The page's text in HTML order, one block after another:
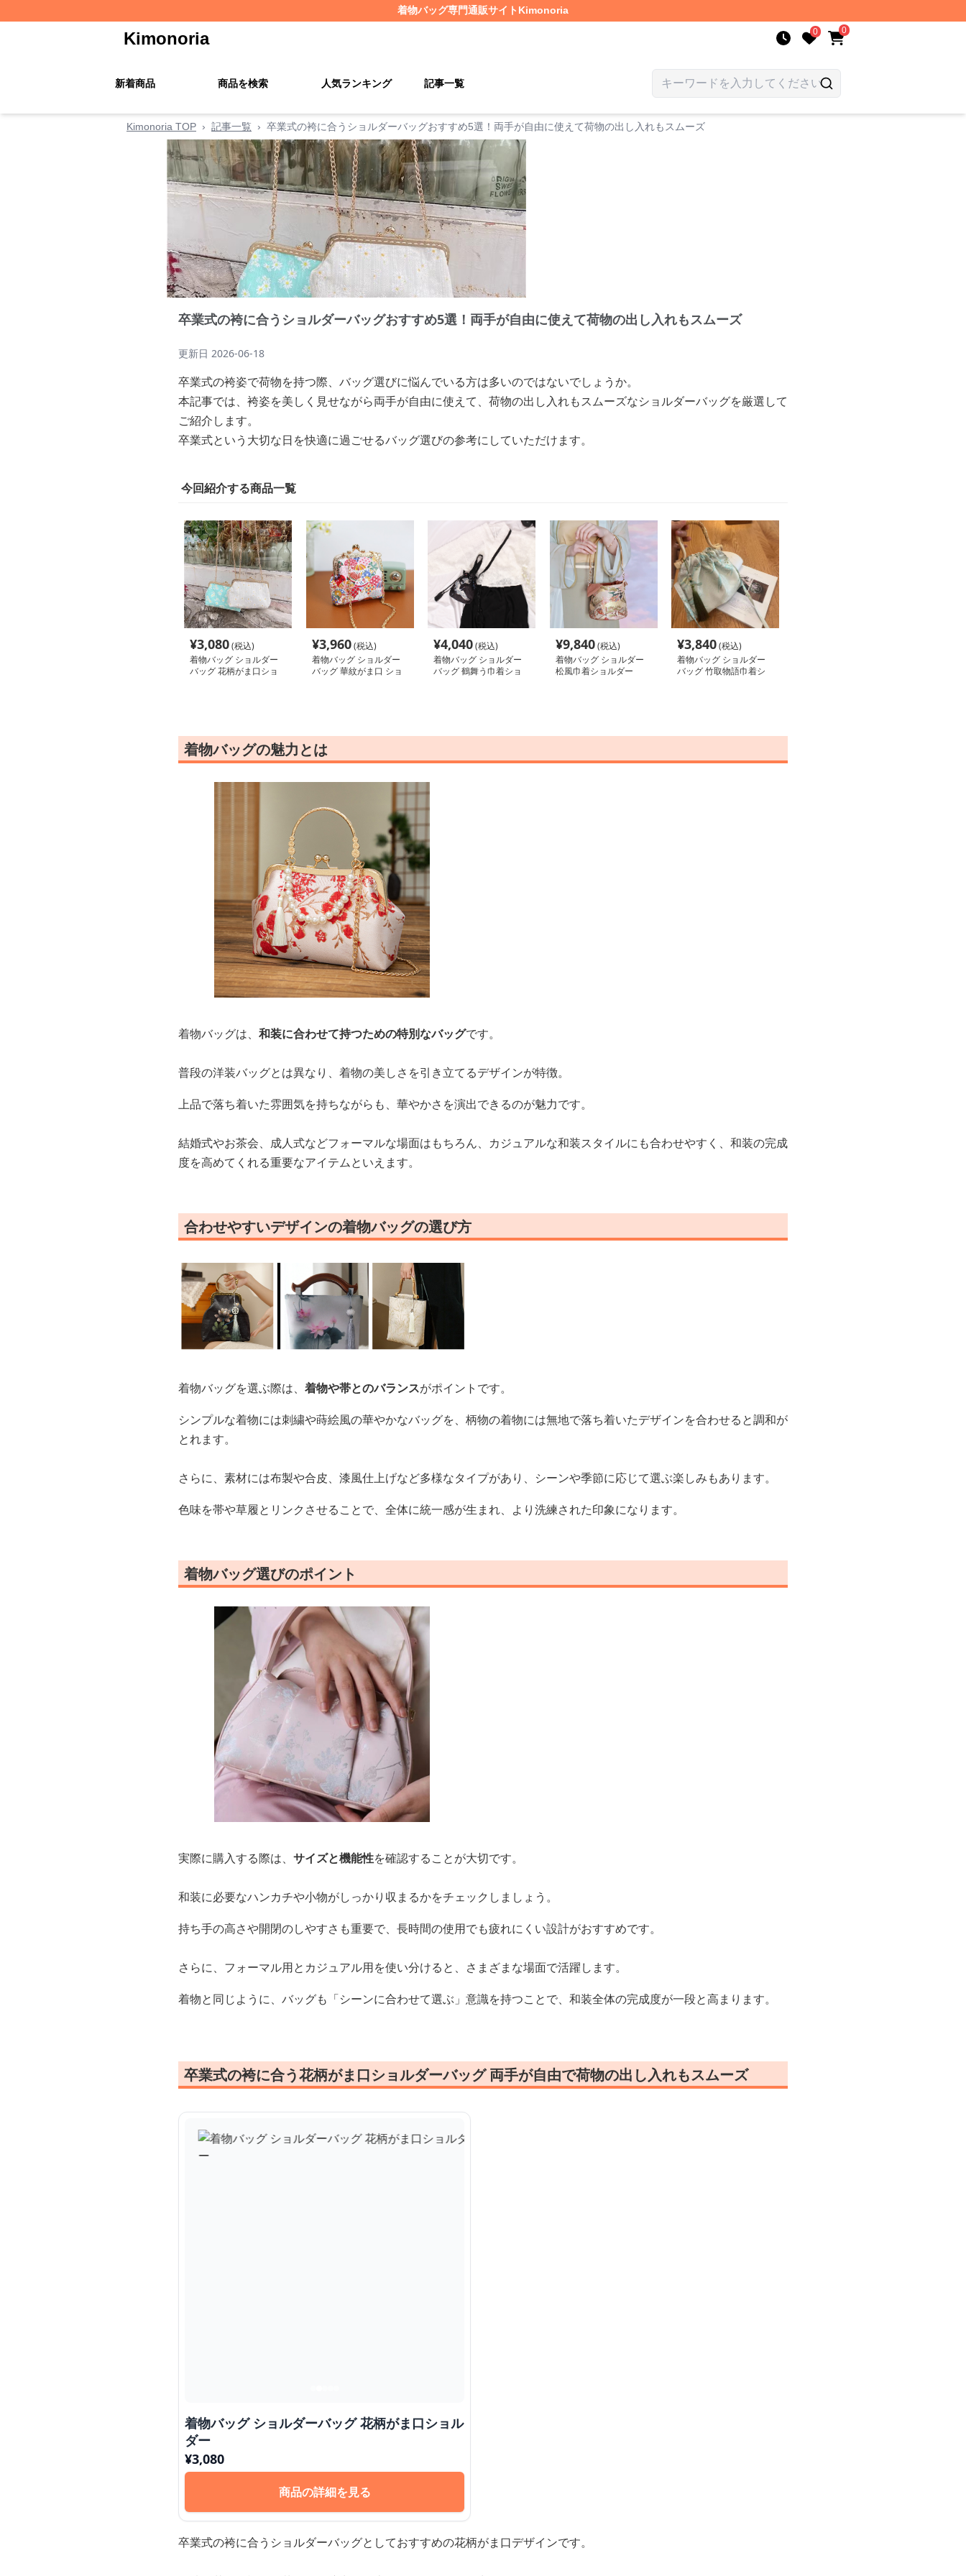
着物バッグ専門通販サイト Kimonoria
Kimonoria 0 0
新着商品 商品を検索 人気ランキング 記事一覧
Kimonoria TOP › 記事一覧 › 卒業式の袴に合うショルダーバッグおすすめ5選！両手が自由に使えて荷物の出し入れもスムーズ
卒業式の袴に合うショルダーバッグおすすめ5選！両手が自由に使えて荷物の出し入れもスムーズ
更新日 2026-06-18
卒業式の袴姿で荷物を持つ際、バッグ選びに悩んでいる方は多いのではないでしょうか。
本記事では、袴姿を美しく見せながら両手が自由に使えて、荷物の出し入れもスムーズなショルダーバッグを厳選して
ご紹介します。
卒業式という大切な日を快適に過ごせるバッグ選びの参考にしていただけます。
今回紹介する商品一覧
¥3,080(税込)
着物バッグ ショルダー
バッグ 花柄がま口ショ
¥3,960(税込)
着物バッグ ショルダー
バッグ 華紋がま口 ショ
¥4,040(税込)
着物バッグ ショルダー
バッグ 鶴舞う巾着ショ
¥9,840(税込)
着物バッグ ショルダー
松風巾着ショルダー
¥3,840(税込)
着物バッグ ショルダー
バッグ 竹取物語巾着シ
着物バッグの魅力とは
着物バッグは、 和装に合わせて持つための特別なバッグです。
普段の洋装バッグとは異なり、着物の美しさを引き立てるデザインが特徴。
上品で落ち着いた雰囲気を持ちながらも、華やかさを演出できるのが魅力です。
結婚式やお茶会、成人式などフォーマルな場面はもちろん、カジュアルな和装スタイルにも合わせやすく、和装の完成
度を高めてくれる重要なアイテムといえます。
合わせやすいデザインの着物バッグの選び方
着物バッグを選ぶ際は、 着物や帯とのバランスがポイントです。
シンプルな着物には刺繍や蒔絵風の華やかなバッグを、柄物の着物には無地で落ち着いたデザインを合わせると調和が
とれます。
さらに、素材には布製や合皮、漆風仕上げなど多様なタイプがあり、シーンや季節に応じて選ぶ楽しみもあります。
色味を帯や草履とリンクさせることで、全体に統一感が生まれ、より洗練された印象になります。
着物バッグ選びのポイント
実際に購入する際は、 サイズと機能性を確認することが大切です。
和装に必要なハンカチや小物がしっかり収まるかをチェックしましょう。
持ち手の高さや開閉のしやすさも重要で、長時間の使用でも疲れにくい設計がおすすめです。
さらに、フォーマル用とカジュアル用を使い分けると、さまざまな場面で活躍します。
着物と同じように、バッグも「シーンに合わせて選ぶ」意識を持つことで、和装全体の完成度が一段と高まります。
卒業式の袴に合う花柄がま口ショルダーバッグ 両手が自由で荷物の出し入れもスムーズ
着物バッグ ショルダーバッグ 花柄がま口ショル
ダー
¥3,080
商品の詳細を見る
卒業式の袴に合うショルダーバッグとしておすすめの花柄がま口デザインです。